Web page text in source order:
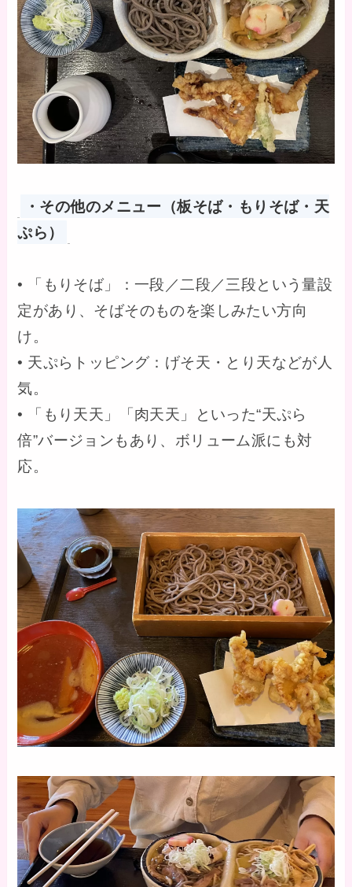
・その他のメニュー（板そば・もりそば・天
ぷら）
• 「もりそば」：一段／二段／三段という量設
定があり、そばそのものを楽しみたい方向
け。
• 天ぷらトッピング：げそ天・とり天などが人
気。
• 「もり天天」「肉天天」といった“天ぷら
倍”バージョンもあり、ボリューム派にも対
応。